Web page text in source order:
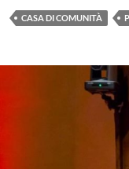
CASA DI COMUNITÀ